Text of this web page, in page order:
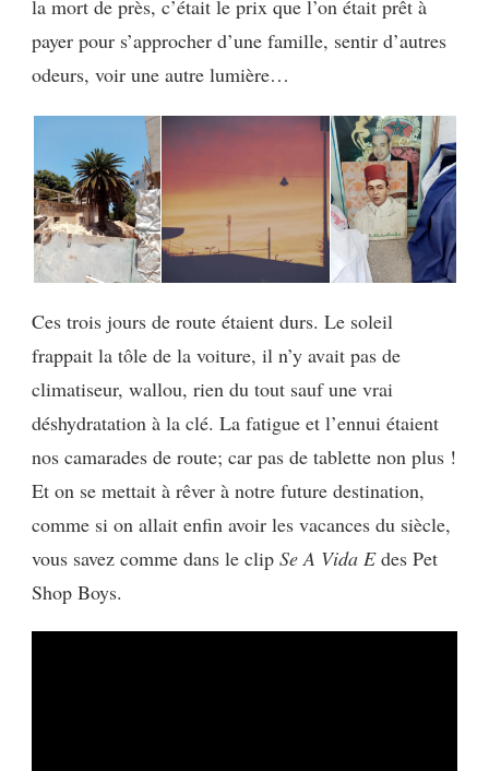
la mort de près, c’était le prix que l’on était prêt à
payer pour s’approcher d’une famille, sentir d’autres
odeurs, voir une autre lumière…
Ces trois jours de route étaient durs. Le soleil
frappait la tôle de la voiture, il n’y avait pas de
climatiseur, wallou, rien du tout sauf une vrai
déshydratation à la clé. La fatigue et l’ennui étaient
nos camarades de route; car pas de tablette non plus !
Et on se mettait à rêver à notre future destination,
comme si on allait enfin avoir les vacances du siècle,
vous savez comme dans le clip Se A Vida Edes Pet
Shop Boys.